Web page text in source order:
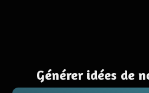
Générer idées de